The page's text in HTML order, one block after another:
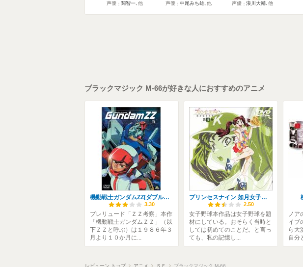
声優 関智一､他 声優 中尾みち雄､他 声優 浪川大輔､他
ブラックマジック M-66が好きな人におすすめのアニメ
機動戦士ガンダムZZ[ダブルゼータ]
3.30
プレリュード「ＺＺ考察」本作
「機動戦士ガンダムＺＺ」（以
下ＺＺと呼ぶ）は１９８６年３
月より１０か月に...
プリンセスナイン 如月女子高野球部
2.50
女子野球本作品は女子野球を題
材にしている。おそらく当時と
しては初めてのことだ。と言っ
ても、私の記憶し...
ノア
イブ
ら大
自分
レビューン トップ アニメ ＳＦ ブラックマジック M-66